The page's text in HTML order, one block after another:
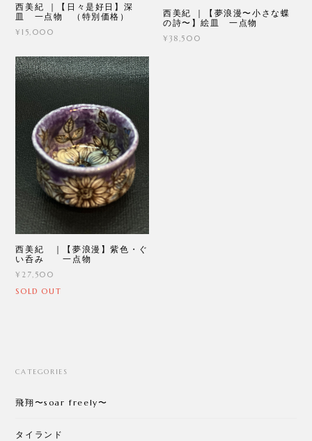
西美紀 ｜【日々是好日】深
皿 一点物 （特別価格）
¥15,000
西美紀 ｜【夢浪漫〜小さな蝶
の詩〜】絵皿 一点物
¥38,500
西美紀 ｜【夢浪漫】紫色・ぐ
い呑み 一点物
¥27,500
SOLD OUT
CATEGORIES
飛翔〜soar freely〜
タイランド